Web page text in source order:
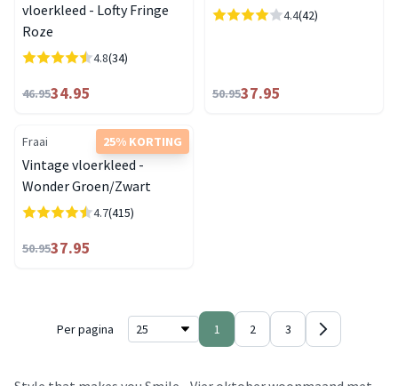
vloerkleed - Lofty Fringe
Roze
4.8(34)
46.9534.95
4.4(42)
50.9537.95
25% KORTING
Fraai
Vintage vloerkleed -
Wonder Groen/Zwart
4.7(415)
50.9537.95
Per pagina 1 2 3